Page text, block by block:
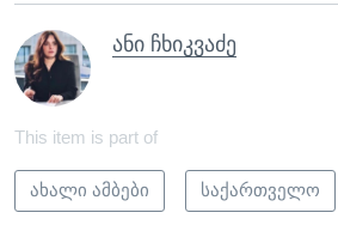
ანი ჩხიკვაძე
This item is part of
ახალი ამბები საქართველო